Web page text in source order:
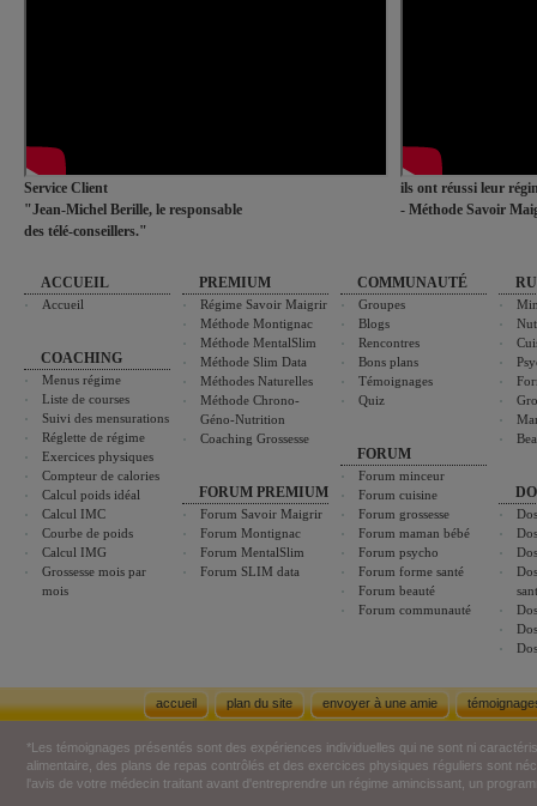
Service Client
"Jean-Michel Berille, le responsable
des télé-conseillers."
ils ont réussi leur
- Méthode Savoir
ACCUEIL
Accueil
COACHING
Menus régime
Liste de courses
Suivi des mensurations
Réglette de régime
Exercices physiques
Compteur de calories
Calcul poids idéal
Calcul IMC
Courbe de poids
Calcul IMG
Grossesse mois par
mois
PREMIUM
Régime Savoir Maigrir
Méthode Montignac
Méthode MentalSlim
Méthode Slim Data
Méthodes Naturelles
Méthode Chrono-
Géno-Nutrition
Coaching Grossesse
FORUM PREMIUM
Forum Savoir Maigrir
Forum Montignac
Forum MentalSlim
Forum SLIM data
COMMUNAUTÉ
Groupes
Blogs
Rencontres
Bons plans
Témoignages
Quiz
FORUM
Forum minceur
Forum cuisine
Forum grossesse
Forum maman bébé
Forum psycho
Forum forme santé
Forum beauté
Forum communauté
accueil plan du site envoyer à une amie
*Les témoignages présentés sont des expériences individuelles qui ne sont ni
alimentaire, des plans de repas contrôlés et des exercices physiques réguliers sont
l'avis de votre médecin traitant avant d'entreprendre un régime amincissant, un